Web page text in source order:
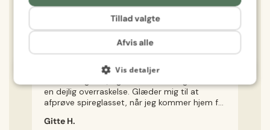
Hurtigt og problemfrit
Alt gik hurtigt og smertefrit – fra bestilling og
Indholdet levede fuldt ud op til
en dejlig overraskelse. Glæder mig til at
afprøve spireglasset, når jeg kommer hjem fra
Gitte H.
Tillad valgte
Afvis alle
Vis detaljer